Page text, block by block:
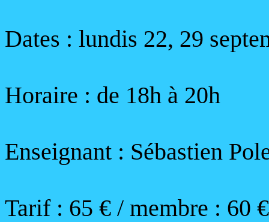
Dates : lundis 22, 29
Horaire : de 18h à 20h
Enseignant : Sébastien
Tarif : 65 € / membre : 60 €